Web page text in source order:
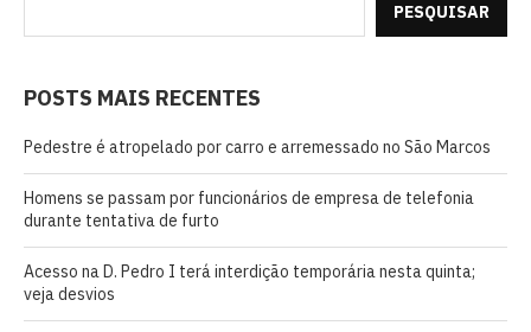
PESQUISAR
POSTS MAIS RECENTES
Pedestre é atropelado por carro e arremessado no São Marcos
Homens se passam por funcionários de empresa de telefonia
durante tentativa de furto
Acesso na D. Pedro I terá interdição temporária nesta quinta;
veja desvios